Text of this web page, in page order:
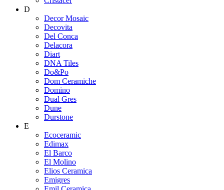
D
Decor Mosaic
Decovita
Del Conca
Delacora
Diart
DNA Tiles
Do&Po
Dom Ceramiche
Domino
Dual Gres
Dune
Durstone
E
Ecoceramic
Edimax
El Barco
El Molino
Elios Ceramica
Emigres